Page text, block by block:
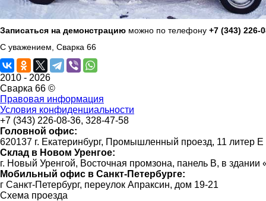
Записаться на демонстрацию можно по телефону +7 (343) 226-
С уважением, Сварка 66
2010 - 2026
Сварка 66 ©
Правовая информация
Условия конфиденциальности
+7 (343) 226-08-36, 328-47-58
Головной офис:
620137 г. Екатеринбург, Промышленный проезд, 11 литер Е
Склад в Новом Уренгое:
г. Новый Уренгой, Восточная промзона, панель В, в
Мобильный офис в Санкт-Петербурге:
г Санкт-Петербург, переулок Апраксин, дом 19-21
Схема проезда